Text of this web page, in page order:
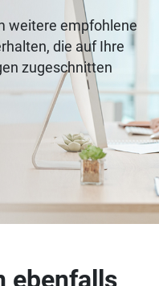
weitere empfohlene
die auf Ihre
zugeschnitten